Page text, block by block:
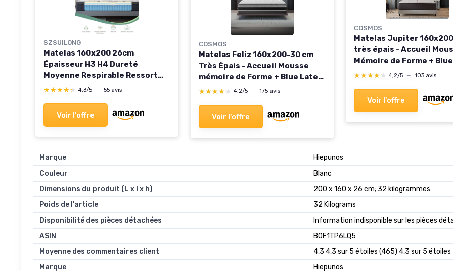
SZSUILONG
Matelas 160x200 26cm
Épaisseur H3 H4 Dureté
Moyenne Respirable Ressort
Ensachés Matelas de
Forme, Parfait Soutien,Matelas
Lit d'Adulte 160x200x26CM
★★★★★
★★★★★ 4,3/5 — 55 avis
Voir l'offre
COSMOS
Matelas Feliz 160x200-30 cm
Très Épais - Accueil Mousse
mémoire de Forme + Blue Latex
- Soutien Ferme - Réversible
Zones - Sommeil Isolé -
Fabriqué en Europe 30 cm -
★★★★★
★★★★★ 4,2/5 — 175 avis
Voir l'offre
COSMOS
Matelas Jupiter
très épais - Accueil
Mémoire de Forme +
- Confort Ferme -
Indépendant -
Européenne 160 x 200 cm
★★★★★
★★★★★ 4,2/5 — 103 avis
Voir l'offre
Marque
‎Hiepunos
Couleur
‎Blanc
Dimensions du produit (L x l x h)
‎200 x 160 x 26 cm; 32 kilogrammes
Poids de l'article
‎32 Kilograms
Disponibilité des pièces détachées
‎Information indisponible sur les pièces
ASIN
B0F1TP6LQ5
Moyenne des commentaires client
4,3 4,3 sur 5 étoiles (465) 4,3 sur 5 étoiles
Marque
Hiepunos